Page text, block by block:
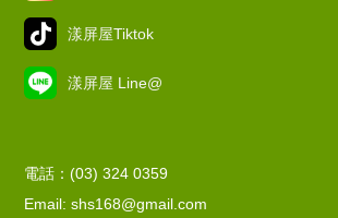
漾屏屋Tiktok
漾屏屋 Line@
電話：(03) 324 0359
Email: shs168@gmail.com